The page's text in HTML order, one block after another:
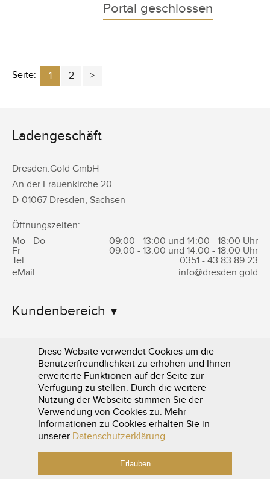
Portal geschlossen
Seite: 1 2
Ladengeschäft
Dresden.Gold GmbH
An der Frauenkirche 20
D-01067 Dresden, Sachsen
Öffnungszeiten:
Mo - Do
09:00 - 13:00 und 14:00 - 18:00 Uhr
Fr
09:00 - 13:00 und 14:00 - 18:00 Uhr
Tel.
0351 - 43 83 89 23
eMail
info@dresden.gold
Kundenbereich
Informationen
0351 - 43 83 89 23
Diese Website verwendet Cookies um die
Benutzerfreundlichkeit zu erhöhen und Ihnen
erweiterte Funktionen auf der Seite zur
Verfügung zu stellen. Durch die weitere
Nutzung der Webseite stimmen Sie der
Verwendung von Cookies zu. Mehr
Informationen zu Cookies erhalten Sie in
unserer Datenschutzerklärung.
Erlauben